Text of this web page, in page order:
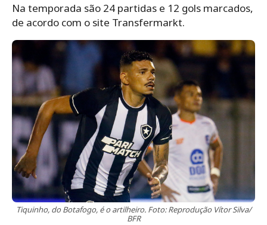
Na temporada são 24 partidas e 12 gols marcados,
de acordo com o site Transfermarkt.
Tiquinho, do Botafogo, é o artilheiro. Foto: Reprodução Vítor Silva/
BFR